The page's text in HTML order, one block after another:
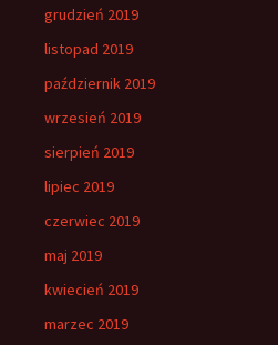
grudzień 2019
listopad 2019
październik 2019
wrzesień 2019
sierpień 2019
lipiec 2019
czerwiec 2019
maj 2019
kwiecień 2019
marzec 2019